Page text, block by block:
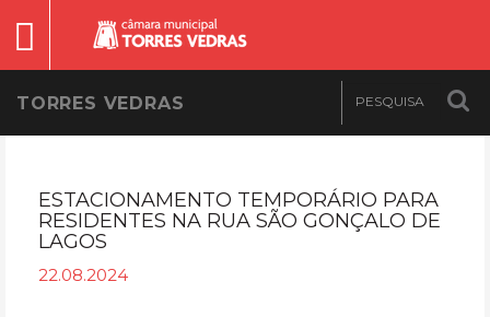
TORRES VEDRAS
ESTACIONAMENTO TEMPORÁRIO PARA
RESIDENTES NA RUA SÃO GONÇALO DE
LAGOS
22.08.2024